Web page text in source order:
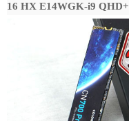
16 HX E14WGK-i9 QHD+